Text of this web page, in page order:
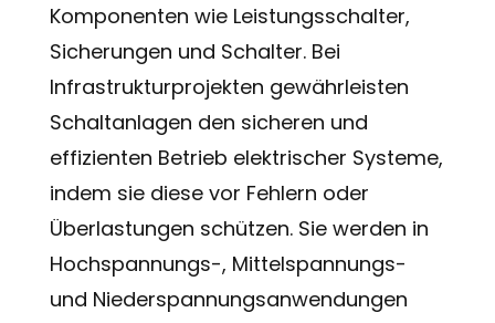
Komponenten wie Leistungsschalter,
Sicherungen und Schalter. Bei
Infrastrukturprojekten gewährleisten
Schaltanlagen den sicheren und
effizienten Betrieb elektrischer Systeme,
indem sie diese vor Fehlern oder
Überlastungen schützen. Sie werden in
Hochspannungs-, Mittelspannungs-
und Niederspannungsanwendungen